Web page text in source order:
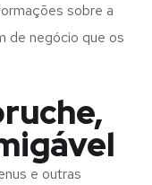
sobre a
de negócio que os
e outras